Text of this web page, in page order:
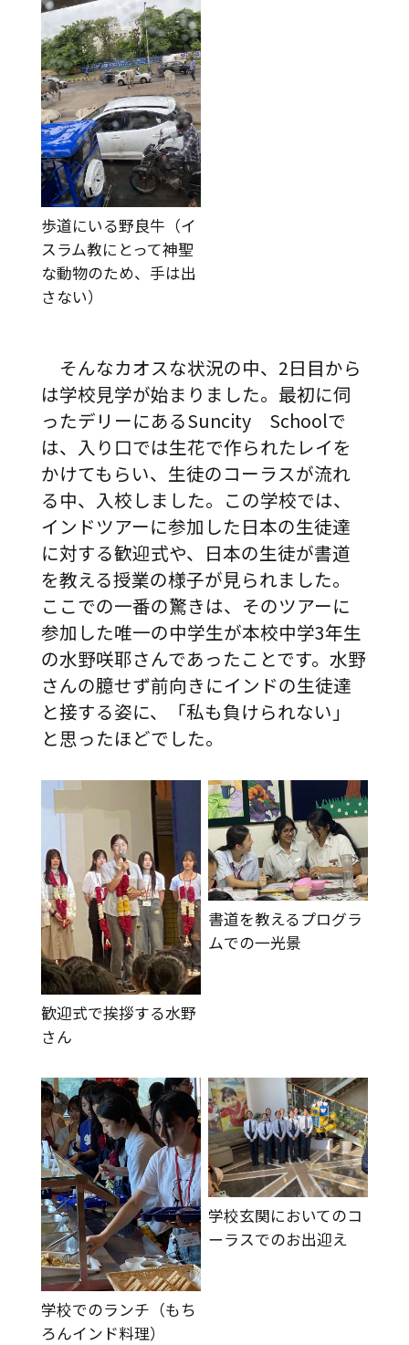
歩道にいる野良牛（イ
スラム教にとって神聖
な動物のため、手は出
さない）
そんなカオスな状況の中、2日目から
は学校見学が始まりました。最初に伺
ったデリーにあるSuncity Schoolで
は、入り口では生花で作られたレイを
かけてもらい、生徒のコーラスが流れ
る中、入校しました。この学校では、
インドツアーに参加した日本の生徒達
に対する歓迎式や、日本の生徒が書道
を教える授業の様子が見られました。
ここでの一番の驚きは、そのツアーに
参加した唯一の中学生が本校中学3年生
の水野咲耶さんであったことです。水野
さんの臆せず前向きにインドの生徒達
と接する姿に、「私も負けられない」
と思ったほどでした。
歓迎式で挨拶する水野
さん
書道を教えるプログラ
ムでの一光景
学校でのランチ（もち
ろんインド料理）
学校玄関においてのコ
ーラスでのお出迎え